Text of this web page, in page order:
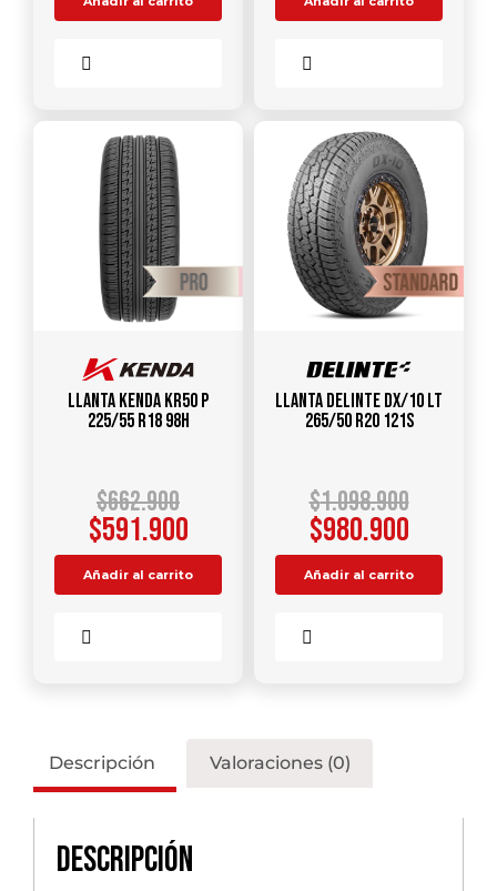
Llanta KENDA KR50 P
225/55 R18 98H
$662.900
$591.900
Añadir al carrito
Llanta DELINTE DX/10 LT
265/50 R20 121S
$1.098.900
$980.900
Añadir al carrito
Descripción Valoraciones (0)
Descripción